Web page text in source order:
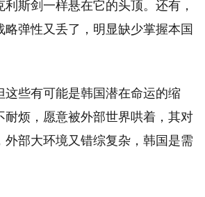
斯剑一样悬在它的头顶。还有，
弹性又丢了，明显缺少掌握本国
些有可能是韩国潜在命运的缩
烦，愿意被外部世界哄着，其对
部大环境又错综复杂，韩国是需